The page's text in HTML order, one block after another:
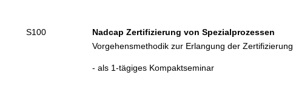
S100
Nadcap Zertifizierung von Spezialprozessen
Vorgehensmethodik zur Erlangung der Zertifizierung
- als 1-tägiges Kompaktseminar